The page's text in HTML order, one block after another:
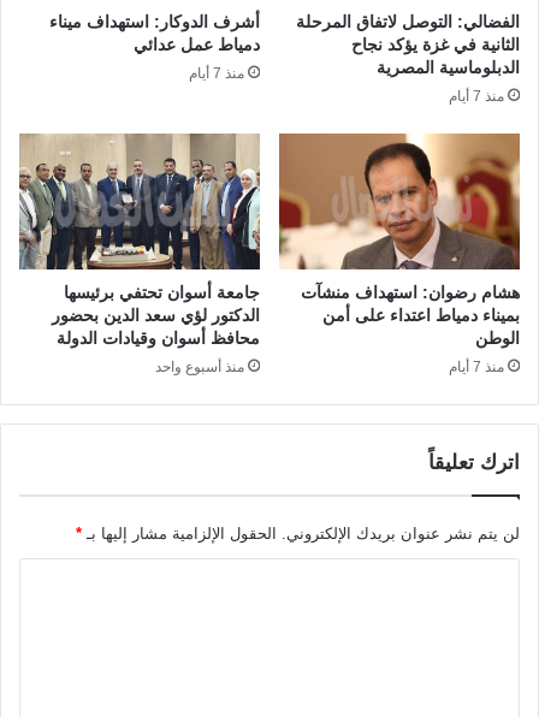
الفضالي: التوصل لاتفاق المرحلة
الثانية في غزة يؤكد نجاح
الدبلوماسية المصرية
منذ 7 أيام
أشرف الدوكار: استهداف ميناء
دمياط عمل عدائي
منذ 7 أيام
هشام رضوان: استهداف منشآت
بميناء دمياط اعتداء على أمن
الوطن
منذ 7 أيام
جامعة أسوان تحتفي برئيسها
الدكتور لؤي سعد الدين بحضور
محافظ أسوان وقيادات الدولة
منذ أسبوع واحد
اترك تعليقاً
لن يتم نشر عنوان بريدك الإلكتروني. الحقول الإلزامية مشار إليها بـ *